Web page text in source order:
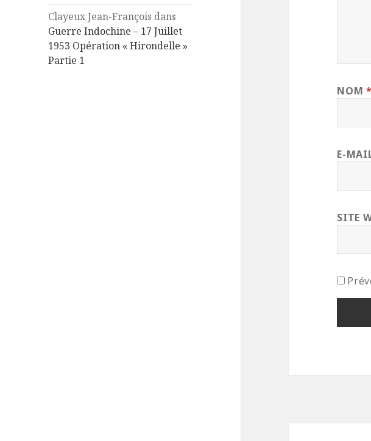
Clayeux Jean-François dans
Guerre Indochine – 17 Juillet
1953 Opération « Hirondelle »
Partie 1
NOM *
E-
SITE